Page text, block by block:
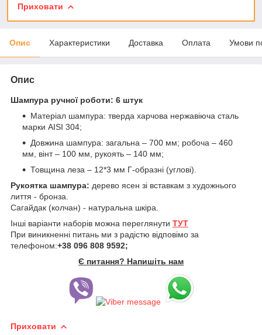
Приховати
Опис Характеристики Доставка Оплата Умови
Опис
Шампура ручної роботи: 6 штук
Матеріал шампура: тверда харчова нержавіюча сталь
марки AISI 304;
Довжина шампура: загальна – 700 мм; робоча – 460
мм, вінт – 100 мм, рукоять – 140 мм;
Товщина леза – 12*3 мм Г-образні (углові).
Рукоятка шампура: дерево ясен зі вставкам з художнього
лиття - бронза.
Сагайдак (колчан) - натуральна шкіра.
Інші варіанти наборів можна переглянути ТУТ
При виникненні питань ми з радістю відповімо за
телефоном:+38 096 808 9592;
Є питання? Напишіть нам
Приховати